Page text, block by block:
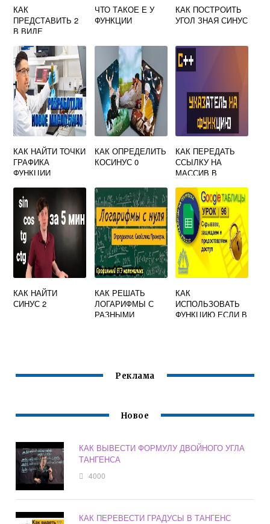
КАК
ПРЕДСТАВИТЬ 2
В ВИДЕ
ОСНОВАНИЮ 5
ЧТО ТАКОЕ Е У
ФУНКЦИИ
КАК ПОСТРОИТЬ
УГОЛ ЗНАЯ СИНУС
КАК НАЙТИ ТОЧКИ
ГРАФИКА
ФУНКЦИИ
КАК ОПРЕДЕЛИТЬ
КОСИНУС 0
КАК ПЕРЕДАТЬ
ССЫЛКУ НА
МАССИВ В
КАК НАЙТИ
СИНУС 2
КАК РЕШАТЬ
ЛОГАРИФМЫ С
РАЗНЫМИ
КАК
ИСПОЛЬЗОВАТЬ
ФУНКЦИЮ ЕСЛИ В
Реклама
Новое
КАК ВЫВЕСТИ ФОРМУЛУ ДВОЙНОГО УГЛА
ТАНГЕНСА
4000
КАК ПЕРЕВЕСТИ ГРАДУСЫ В ТАНГЕНС